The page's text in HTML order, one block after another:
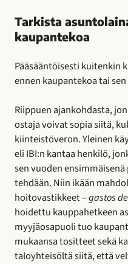
Tarkista
kaupantekoa
Pääsääntöisesti kuitenkin
ennen kaupantekoa tai
Riippuen ajankohdasta,
ostaja voivat sopia siitä,
kiinteistöveron. Yleinen
eli IBI:n kantaa henkilö,
sen vuoden
tehdään. Niin ikään
hoitovastikkeet –gastos
hoidettu kauppahetkeen
myyjäosapuoli tuo
mukaansa tositteet sekä
taloyhteisöltä siitä, että